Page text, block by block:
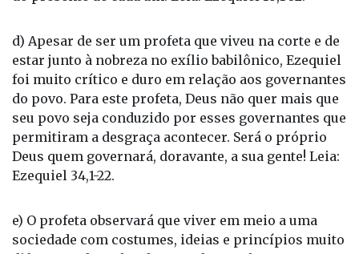
d) Apesar de ser um profeta que viveu na corte e de
estar junto à nobreza no exílio babilônico, Ezequiel
foi muito crítico e duro em relação aos governantes
do povo. Para este profeta, Deus não quer mais que
seu povo seja conduzido por esses governantes que
permitiram a desgraça acontecer. Será o próprio
Deus quem governará, doravante, a sua gente! Leia:
Ezequiel 34,1-22.
e) O profeta observará que viver em meio a uma
sociedade com costumes, ideias e princípios muito